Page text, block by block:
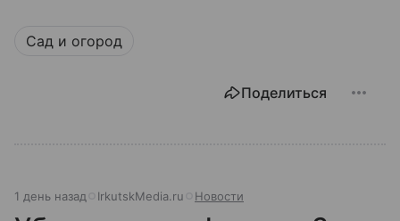
Сад и огород
Поделиться
1 день назад IrkutskMedia.ru Новости